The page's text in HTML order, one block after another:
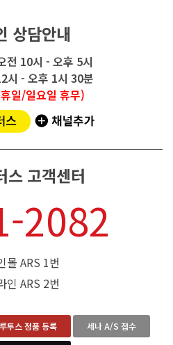
상담안내
전 10시 - 오후 5시
시 - 오후 1시 30분
일/일요일 휴무)
스 고객센터
2082
몰 ARS 1번
인 ARS 2번
투스 정품 등록 세나 A/S 접수